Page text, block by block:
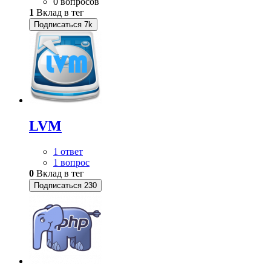
1 Вклад в тег
Подписаться 7k
LVM
1 ответ
1 вопрос
0 Вклад в тег
Подписаться 230